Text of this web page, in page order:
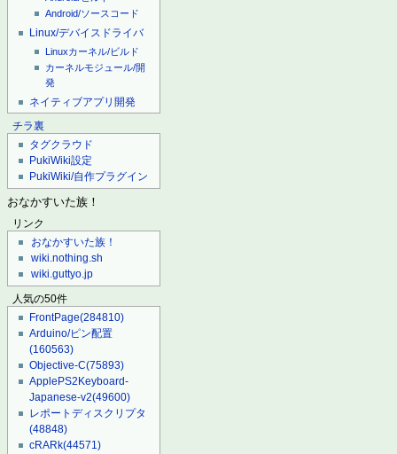
Android/ソースコード
Linux/デバイスドライバ
Linuxカーネル/ビルド
カーネルモジュール/開
発
ネイティブアプリ開発
チラ裏
タグクラウド
PukiWiki設定
PukiWiki/自作プラグイン
おなかすいた族！
リンク
おなかすいた族！
wiki.nothing.sh
wiki.guttyo.jp
人気の50件
FrontPage(284810)
Arduino/ピン配置
(160563)
Objective-C(75893)
ApplePS2Keyboard-
Japanese-v2(49600)
レポートディスクリプタ
(48848)
cRARk(44571)